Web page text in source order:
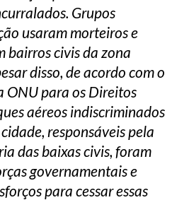
Grupos
usaram morteiros e
bairros civis da zona
disso, de acordo com o
ONU para os Direitos
aéreos indiscriminados
responsáveis pela
das baixas civis, foram
governamentais e
para cessar essas